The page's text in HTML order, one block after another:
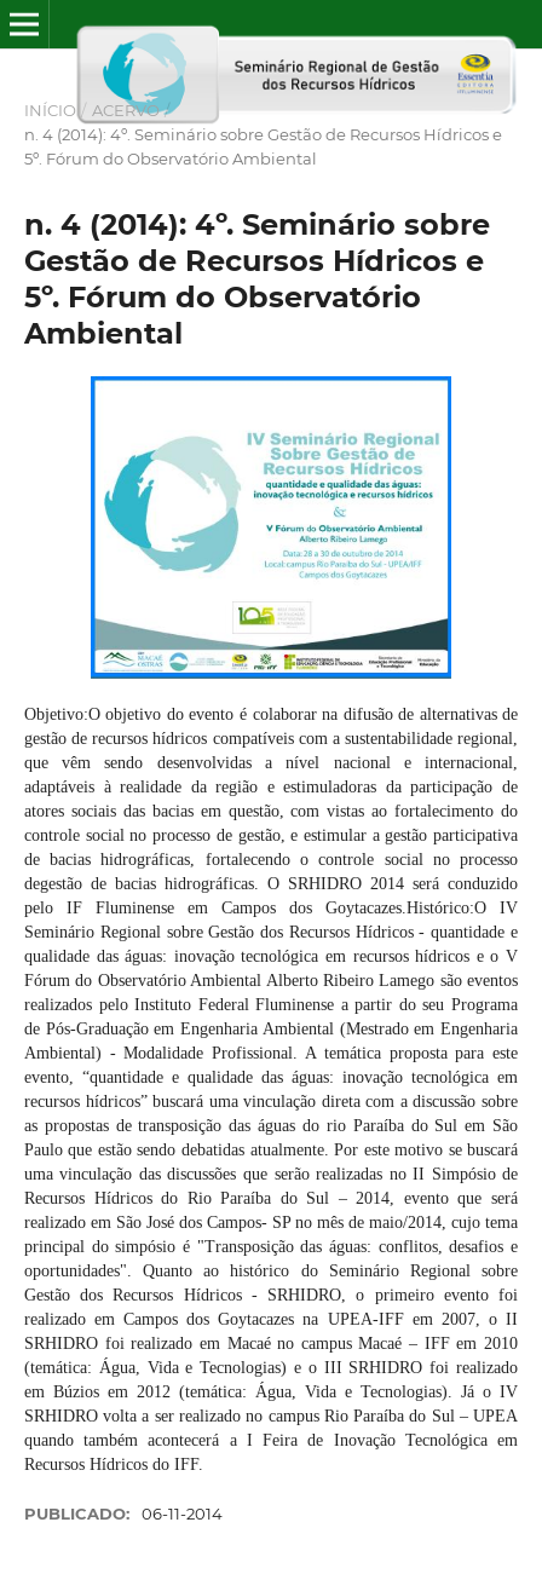
INÍCIO / ACERVO /
n. 4 (2014): 4º. Seminário sobre Gestão de Recursos Hídricos e
5º. Fórum do Observatório Ambiental
n. 4 (2014): 4º. Seminário sobre
Gestão de Recursos Hídricos e
5º. Fórum do Observatório
Ambiental
Objetivo:O objetivo do evento é colaborar na difusão de alternativas de
gestão de recursos hídricos compatíveis com a sustentabilidade regional,
que vêm sendo desenvolvidas a nível nacional e internacional,
adaptáveis à realidade da região e estimuladoras da participação de
atores sociais das bacias em questão, com vistas ao fortalecimento do
controle social no processo de gestão, e estimular a gestão participativa
de bacias hidrográficas, fortalecendo o controle social no processo
degestão de bacias hidrográficas. O SRHIDRO 2014 será conduzido
pelo IF Fluminense em Campos dos Goytacazes.Histórico:O IV
Seminário Regional sobre Gestão dos Recursos Hídricos - quantidade e
qualidade das águas: inovação tecnológica em recursos hídricos e o V
Fórum do Observatório Ambiental Alberto Ribeiro Lamego são eventos
realizados pelo Instituto Federal Fluminense a partir do seu Programa
de Pós-Graduação em Engenharia Ambiental (Mestrado em Engenharia
Ambiental) - Modalidade Profissional. A temática proposta para este
evento, “quantidade e qualidade das águas: inovação tecnológica em
recursos hídricos” buscará uma vinculação direta com a discussão sobre
as propostas de transposição das águas do rio Paraíba do Sul em São
Paulo que estão sendo debatidas atualmente. Por este motivo se buscará
uma vinculação das discussões que serão realizadas no II Simpósio de
Recursos Hídricos do Rio Paraíba do Sul – 2014, evento que será
realizado em São José dos Campos- SP no mês de maio/2014, cujo tema
principal do simpósio é "Transposição das águas: conflitos, desafios e
oportunidades". Quanto ao histórico do Seminário Regional sobre
Gestão dos Recursos Hídricos - SRHIDRO, o primeiro evento foi
realizado em Campos dos Goytacazes na UPEA-IFF em 2007, o II
SRHIDRO foi realizado em Macaé no campus Macaé – IFF em 2010
(temática: Água, Vida e Tecnologias) e o III SRHIDRO foi realizado
em Búzios em 2012 (temática: Água, Vida e Tecnologias). Já o IV
SRHIDRO volta a ser realizado no campus Rio Paraíba do Sul – UPEA
quando também acontecerá a I Feira de Inovação Tecnológica em
Recursos Hídricos do IFF.
PUBLICADO: 06-11-2014